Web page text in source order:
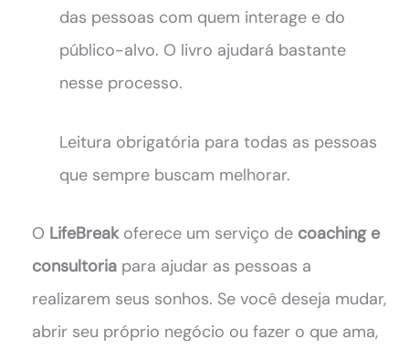
das pessoas com quem interage e do
público-alvo. O livro ajudará bastante
nesse processo.
Leitura obrigatória para todas as pessoas
que sempre buscam melhorar.
O LifeBreakoferece um serviço de coaching e
consultoria para ajudar as pessoas a
realizarem seus sonhos. Se você deseja mudar,
abrir seu próprio negócio ou fazer o que ama,